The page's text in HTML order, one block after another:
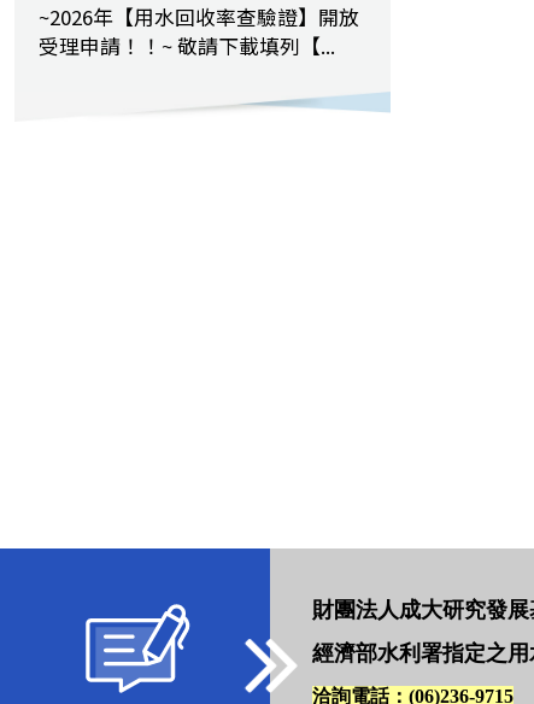
~2026年【用水回收率查驗證】開放
受理申請！！~ 敬請下載填列【...
財團法人成大研究發
經濟部水利署指定之
洽詢電話：(06)236-9715